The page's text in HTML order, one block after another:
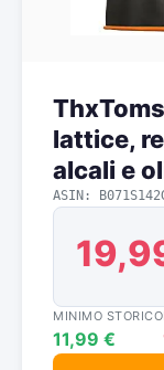
lattice,
alcali e
ASIN:
MINIMO STORICO
11,99 €